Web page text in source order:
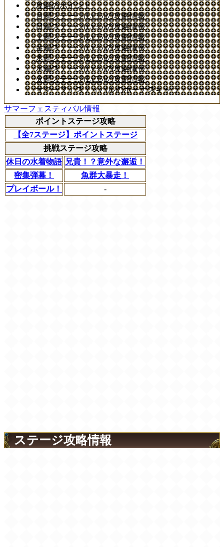
攻略のポイント
月曜ステージ(Lv35)の攻略情報
日曜ステージ(Lv35)の攻略情報
土曜ステージ(Lv35)の攻略情報
金曜ステージ(Lv35)の攻略情報
木曜ステージ(Lv35)の攻略情報
水曜ステージ(Lv35)の攻略情報
火曜ステージ(Lv35)の攻略情報
サマーフェスティバルのボーナスキャラ
サマーフェスティバル情報
ポイントステージ攻略
【全7ステージ】ポイントステージ
挑戦ステージ攻略
休日の水着物語 兄貴！？意外な邂逅！
密集弾幕！
魚群大暴走！
プレイボール！
-
ステージ攻略情報